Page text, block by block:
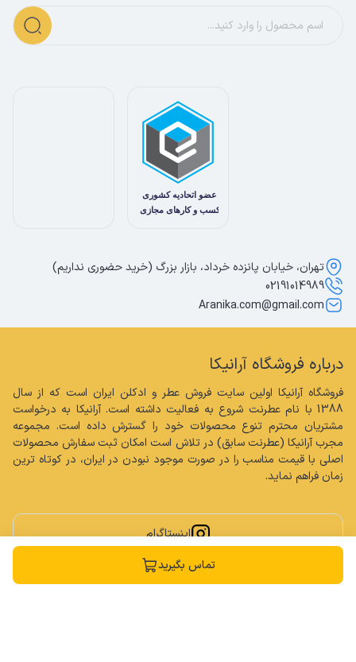
تماس بگیرید
درباره فروشگاه آرانیکا
زمان فراهم نماید.
اینستاگرام
تهران، خیابان پانزده خرداد، بازار بزرگ (خرید حضوری نداریم)
02191014989
Aranika.com@gmail.com
کلیه حقوق مادی و معنوی این سایت محفوظ و متعلق به فروشگاه آرانیکا می باشد.